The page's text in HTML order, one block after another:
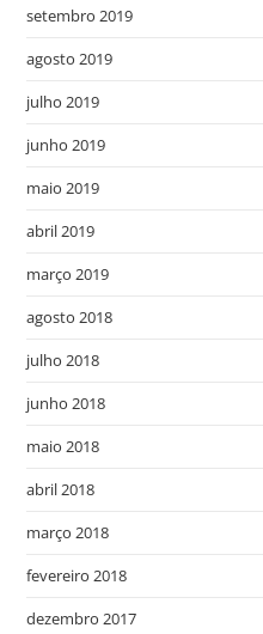
setembro 2019
agosto 2019
julho 2019
junho 2019
maio 2019
abril 2019
março 2019
agosto 2018
julho 2018
junho 2018
maio 2018
abril 2018
março 2018
fevereiro 2018
dezembro 2017